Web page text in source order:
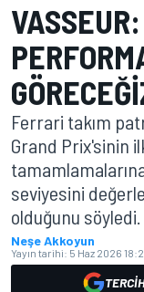
Ferrari takım
Grand Prix'sinin
seviyesini
olduğunu söyledi.
Neşe Akkoyun
Yayın tarihi: 5 Haz 2026